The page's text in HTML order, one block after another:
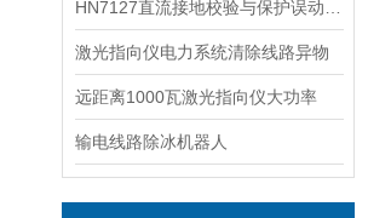
激光指向仪电力系统清除线路异物
远距离1000瓦激光指向仪大功率
输电线路除冰机器人